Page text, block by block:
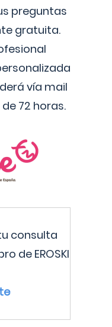
preguntas
gratuita.
vía mail
72 horas.
consulta
de EROSKI